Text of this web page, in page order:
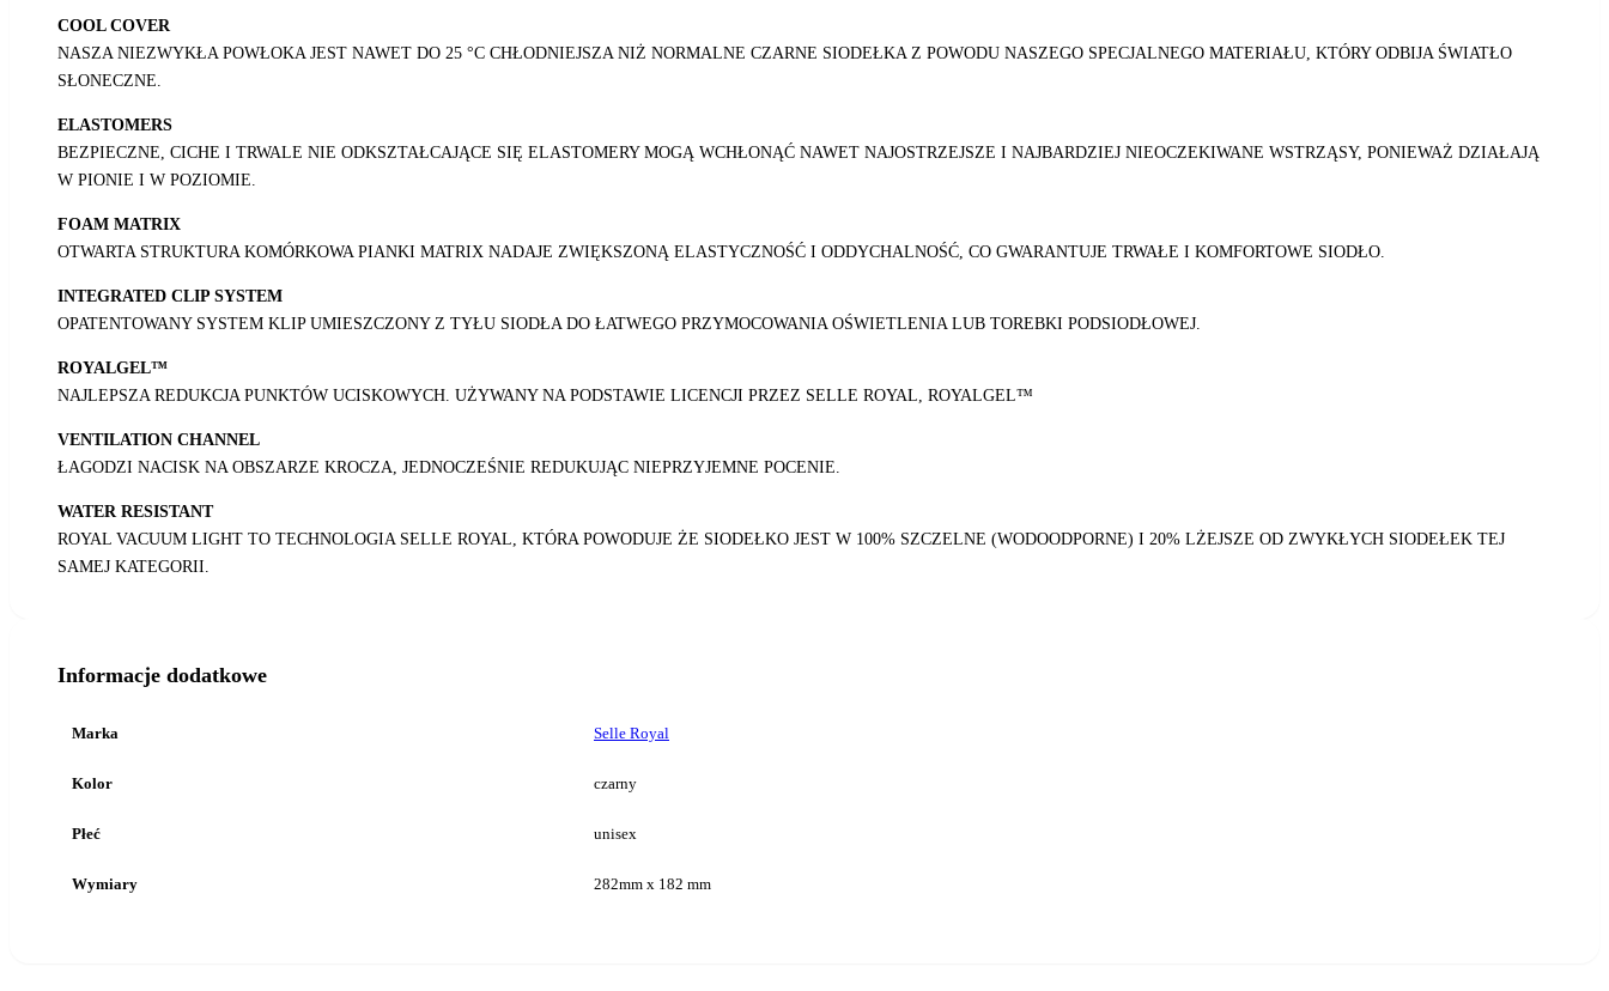
COOL COVER
NASZA NIEZWYKŁA POWŁOKA JEST NAWET DO 25 °C CHŁODNIEJSZA NIŻ NORMALNE CZARNE SIODEŁKA Z POWODU NASZEGO SPECJALNEGO MATERIAŁU, KTÓRY ODBIJA ŚWIATŁO
SŁONECZNE.
ELASTOMERS
BEZPIECZNE, CICHE I TRWALE NIE ODKSZTAŁCAJĄCE SIĘ ELASTOMERY MOGĄ WCHŁONĄĆ NAWET NAJOSTRZEJSZE I NAJBARDZIEJ NIEOCZEKIWANE WSTRZĄSY, PONIEWAŻ DZIAŁAJĄ
W PIONIE I W POZIOMIE.
FOAM MATRIX
OTWARTA STRUKTURA KOMÓRKOWA PIANKI MATRIX NADAJE ZWIĘKSZONĄ ELASTYCZNOŚĆ I ODDYCHALNOŚĆ, CO GWARANTUJE TRWAŁE I KOMFORTOWE SIODŁO.
INTEGRATED CLIP SYSTEM
OPATENTOWANY SYSTEM KLIP UMIESZCZONY Z TYŁU SIODŁA DO ŁATWEGO PRZYMOCOWANIA OŚWIETLENIA LUB TOREBKI PODSIODŁOWEJ.
ROYALGEL™
NAJLEPSZA REDUKCJA PUNKTÓW UCISKOWYCH. UŻYWANY NA PODSTAWIE LICENCJI PRZEZ SELLE ROYAL, ROYALGEL™
VENTILATION CHANNEL
ŁAGODZI NACISK NA OBSZARZE KROCZA, JEDNOCZEŚNIE REDUKUJĄC NIEPRZYJEMNE POCENIE.
WATER RESISTANT
ROYAL VACUUM LIGHT TO TECHNOLOGIA SELLE ROYAL, KTÓRA POWODUJE ŻE SIODEŁKO JEST W 100% SZCZELNE (WODOODPORNE) I 20% LŻEJSZE OD ZWYKŁYCH SIODEŁEK TEJ
SAMEJ KATEGORII.
Informacje dodatkowe
Marka Selle Royal
Kolor czarny
Płeć unisex
Wymiary 282mm x 182 mm